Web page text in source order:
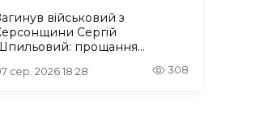
військовий з
Сергій
прощання
сер. 2026 18:28 308